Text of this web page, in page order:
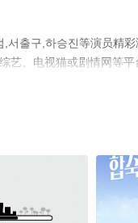
출구,하승진等演员精彩
、电视猫或剧情网等平